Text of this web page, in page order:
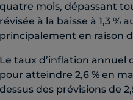
quatre mois, dépassant
révisée à la baisse à 1,3
principalement en raison
Le taux d’inflation annuel
pour atteindre 2,6 % en
dessus des prévisions de